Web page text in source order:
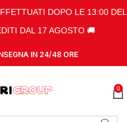
DOPO LE 13:00 DEL
DAL 17 AGOSTO 🚚
IN 24/48 ORE
0